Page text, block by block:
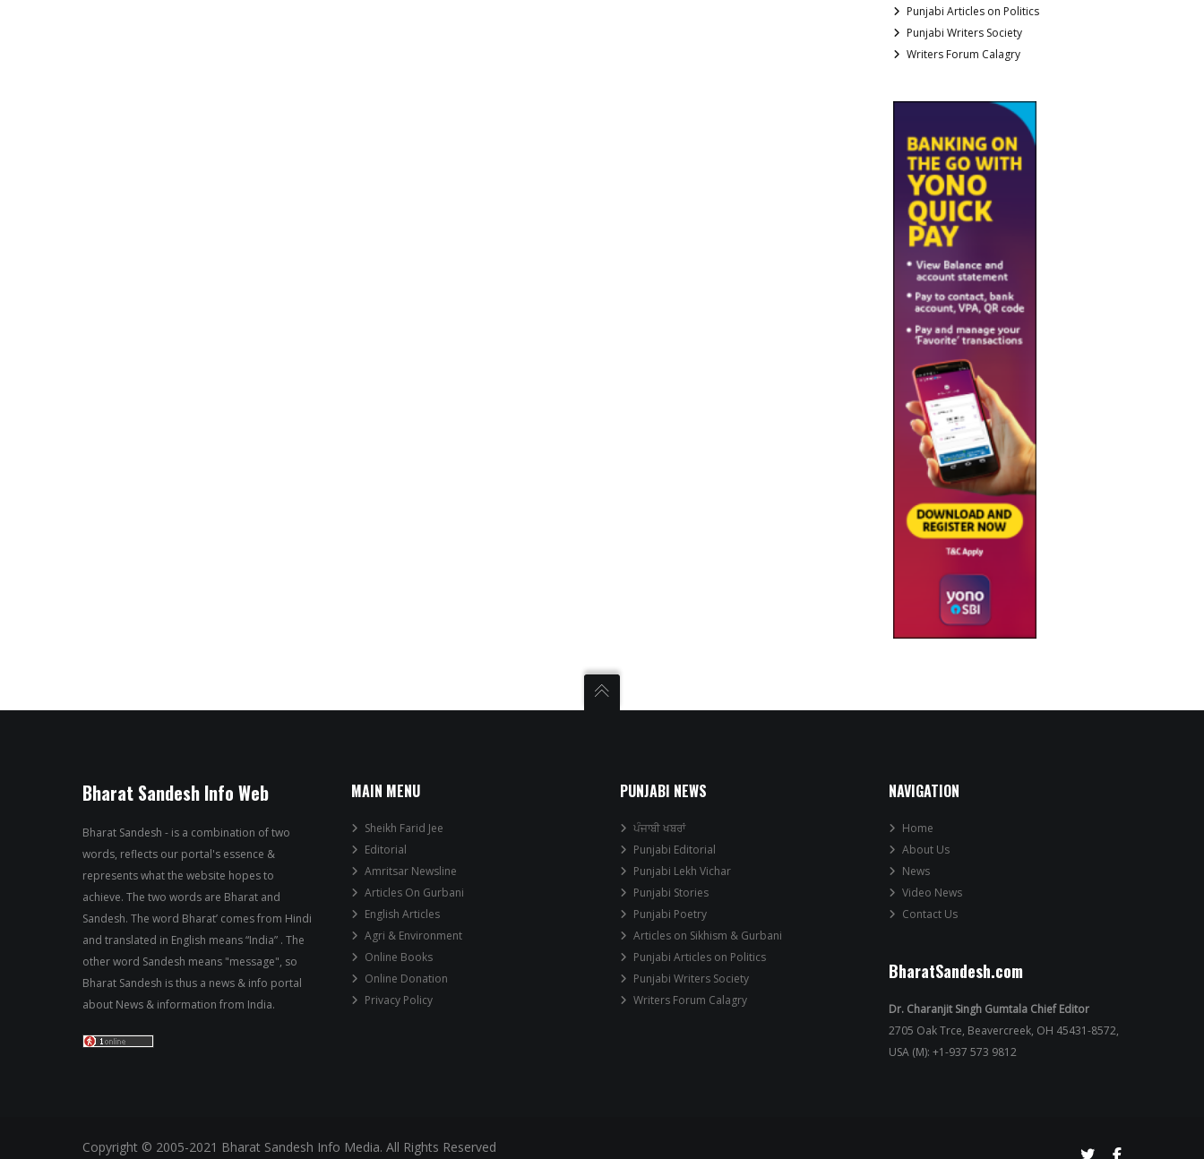
Punjabi Articles on Politics
Punjabi Writers Society
Writers Forum Calagry
Bharat Sandesh Info Web
Bharat Sandesh - is a combination of two
words, reflects our portal's essence &
represents what the website hopes to
achieve. The two words are Bharat and
Sandesh. The word Bharat’ comes from Hindi
and translated in English means “India” . The
other word Sandesh means "message", so
Bharat Sandesh is thus a news & info portal
about News & information from India.
MAIN MENU
Sheikh Farid Jee
Editorial
Amritsar Newsline
Articles On Gurbani
English Articles
Agri & Environment
Online Books
Online Donation
Privacy Policy
PUNJABI NEWS
ਪੰਜਾਬੀ ਖਬਰਾਂ
Punjabi Editorial
Punjabi Lekh Vichar
Punjabi Stories
Punjabi Poetry
Articles on Sikhism & Gurbani
Punjabi Articles on Politics
Punjabi Writers Society
Writers Forum Calagry
NAVIGATION
Home
About Us
News
Video News
Contact Us
BharatSandesh.com
Dr. Charanjit Singh Gumtala Chief Editor
2705 Oak Trce, Beavercreek, OH 45431-8572,
USA (M): +1-937 573 9812
Copyright © 2005-2021 Bharat Sandesh Info Media. All Rights Reserved